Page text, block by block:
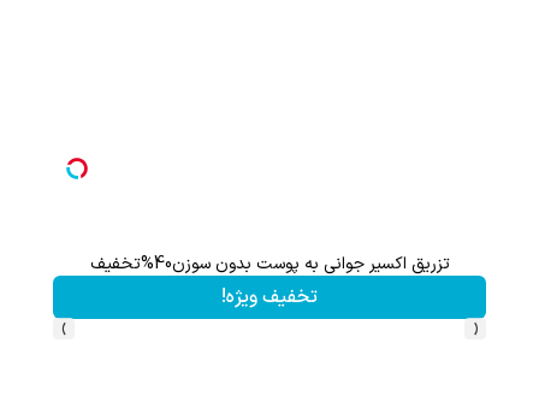
تزریق اکسیر جوانی به پوست بدون سوزن40%تخفیف
تخفیف ویژه!
‹
›